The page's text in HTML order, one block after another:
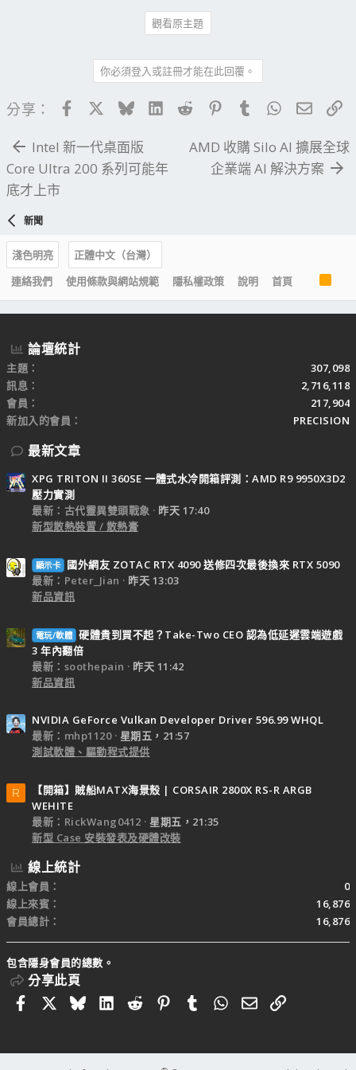
觀看原主題
你必須登入或註冊才能在此回覆。
分享： FacebookBlueskyLinkedIn
Reddit PinterestTumblrWhatsApp
電子
Intel 新一代桌面版
Core Ultra 200 系列可能年
底才上市
AMD 收購 Silo AI 擴展全球
企業端 AI 解決方案
新聞
淺色明亮
正體中文（台灣）
連絡我們
使用條款與網站規範 隱私權政策 說明 首頁
R
S
S
論壇統計
主題
307,098
訊息
2,716,118
會員
217,904
新加入的會員
PRECISION
最新文章
XPG TRITON II 360SE 一體式水冷開箱評測：AMD R9 9950X3D2
壓力實測
最新：古代靈異雙頭戰象
昨天 17:40
新型散熱裝置 / 散熱膏
顯示卡
國外網友 ZOTAC RTX 4090 送修四次最後換來 RTX 5090
最新：Peter_Jian
昨天 13:03
新品資訊
電玩/軟體 硬體貴到買不起？Take-Two CEO 認為低延遲雲端遊戲
3 年內翻倍
最新：soothepain
昨天 11:42
新品資訊
NVIDIA GeForce Vulkan Developer Driver 596.99 WHQL
最新：mhp1120
星期五，21:57
測試軟體、驅動程式提供
R
【開箱】賊船MATX海景殼 | CORSAIR 2800X RS-R ARGB
WEHITE
最新：RickWang0412
星期五，21:35
新型 Case 安裝發表及硬體改裝
線上統計
線上會員
0
線上來賓
16,876
會員總計
16,876
包含隱身會員的總數。
分享此頁
FacebookBlueskyLinkedIn
RedditPinterestTumblrWhatsApp
電子郵件
連結